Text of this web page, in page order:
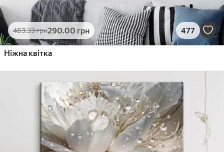
483.33грн290.00 грн 477
Ніжна квітка